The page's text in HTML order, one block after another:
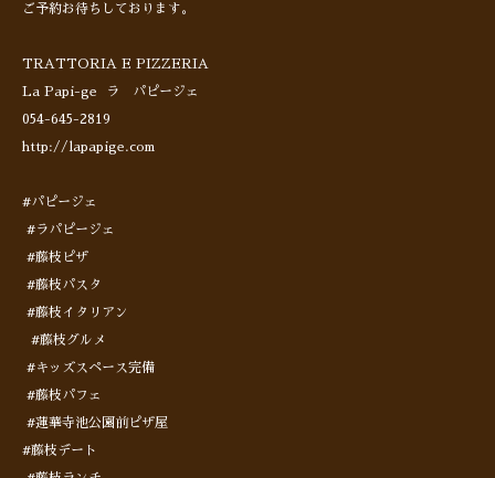
ご予約お待ちしております。
TRATTORIA E PIZZERIA
La Papi-ge ラ パピージェ
054-645-2819
http://lapapige.com
#パピージェ
#ラパピージェ
#藤枝ピザ
#藤枝パスタ
#藤枝イタリアン
#藤枝グルメ
#キッズスペース完備
#藤枝パフェ
#蓮華寺池公園前ピザ屋
#藤枝デート